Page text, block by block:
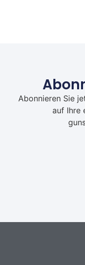
Abonnieren Sie
auf Ihre